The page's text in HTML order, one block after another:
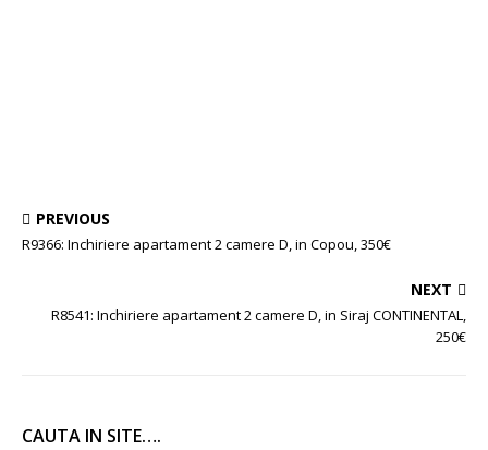
PREVIOUS
R9366: Inchiriere apartament 2 camere D, in Copou, 350€
NEXT
R8541: Inchiriere apartament 2 camere D, in Siraj CONTINENTAL,
250€
CAUTA IN SITE….